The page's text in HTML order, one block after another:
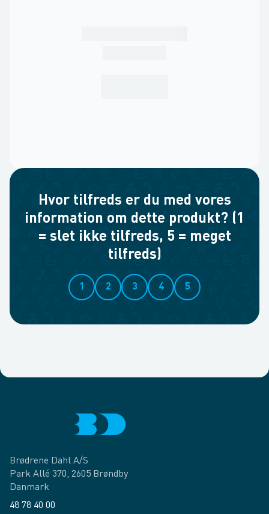
Hvor tilfreds er du med vores
information om dette produkt? (1
= slet ikke tilfreds, 5 = meget
tilfreds)
1 2 3 4 5
Brødrene Dahl A/S
Park Allé 370, 2605 Brøndby
Danmark
48 78 40 00